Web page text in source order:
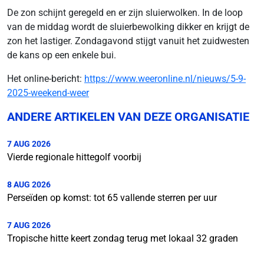
De zon schijnt geregeld en er zijn sluierwolken. In de loop
van de middag wordt de sluierbewolking dikker en krijgt de
zon het lastiger. Zondagavond stijgt vanuit het zuidwesten
de kans op een enkele bui.
Het online-bericht: https://www.weeronline.nl/nieuws/5-9-
2025-weekend-weer
ANDERE ARTIKELEN VAN DEZE ORGANISATIE
7 AUG 2026
Vierde regionale hittegolf voorbij
8 AUG 2026
Perseïden op komst: tot 65 vallende sterren per uur
7 AUG 2026
Tropische hitte keert zondag terug met lokaal 32 graden